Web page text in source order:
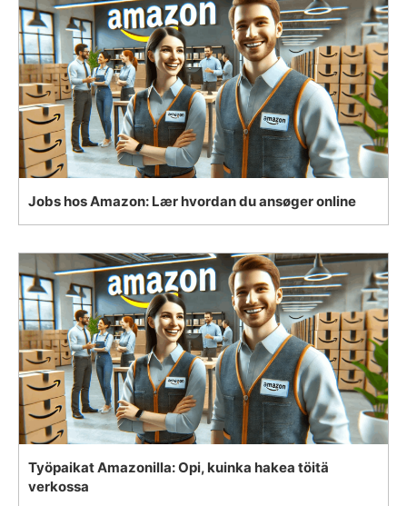
Jobs hos Amazon: Lær hvordan du ansøger online
Työpaikat Amazonilla: Opi, kuinka hakea töitä
verkossa